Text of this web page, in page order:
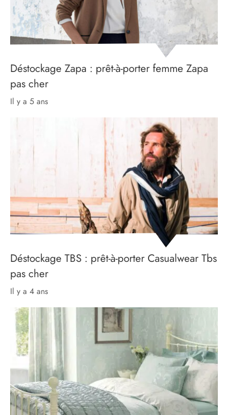
Déstockage Zapa : prêt-à-porter femme Zapa
pas cher
il y a 5 ans
Déstockage TBS : prêt-à-porter Casualwear Tbs
pas cher
il y a 4 ans